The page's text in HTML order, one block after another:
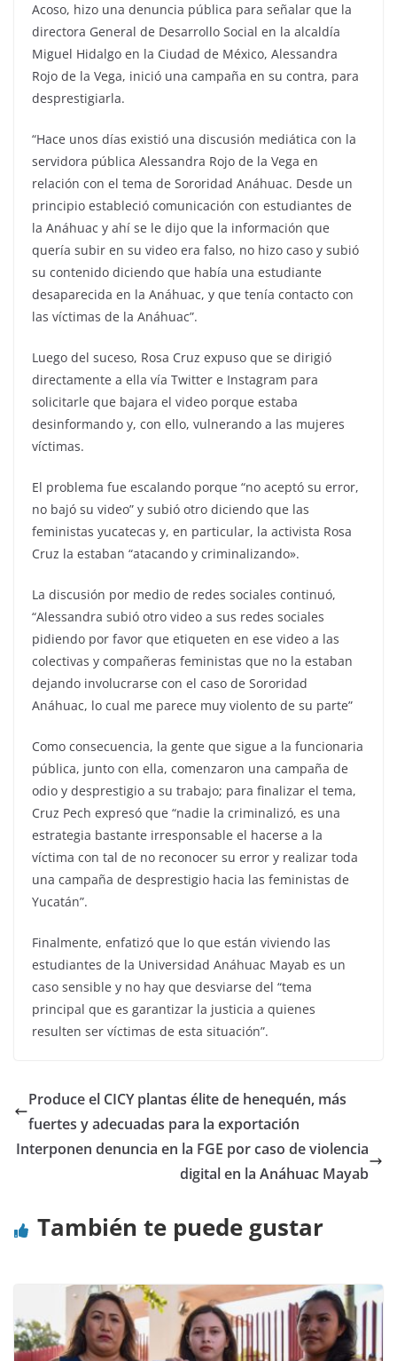
Acoso, hizo una denuncia pública para señalar que la
directora General de Desarrollo Social en la alcaldía
Miguel Hidalgo en la Ciudad de México, Alessandra
Rojo de la Vega, inició una campaña en su contra, para
desprestigiarla.
“Hace unos días existió una discusión mediática con la
servidora pública Alessandra Rojo de la Vega en
relación con el tema de Sororidad Anáhuac. Desde un
principio estableció comunicación con estudiantes de
la Anáhuac y ahí se le dijo que la información que
quería subir en su video era falso, no hizo caso y subió
su contenido diciendo que había una estudiante
desaparecida en la Anáhuac, y que tenía contacto con
las víctimas de la Anáhuac”.
Luego del suceso, Rosa Cruz expuso que se dirigió
directamente a ella vía Twitter e Instagram para
solicitarle que bajara el video porque estaba
desinformando y, con ello, vulnerando a las mujeres
víctimas.
El problema fue escalando porque “no aceptó su error,
no bajó su video” y subió otro diciendo que las
feministas yucatecas y, en particular, la activista Rosa
Cruz la estaban “atacando y criminalizando».
La discusión por medio de redes sociales continuó,
“Alessandra subió otro video a sus redes sociales
pidiendo por favor que etiqueten en ese video a las
colectivas y compañeras feministas que no la estaban
dejando involucrarse con el caso de Sororidad
Anáhuac, lo cual me parece muy violento de su parte”
Como consecuencia, la gente que sigue a la funcionaria
pública, junto con ella, comenzaron una campaña de
odio y desprestigio a su trabajo; para finalizar el tema,
Cruz Pech expresó que “nadie la criminalizó, es una
estrategia bastante irresponsable el hacerse a la
víctima con tal de no reconocer su error y realizar toda
una campaña de desprestigio hacia las feministas de
Yucatán”.
Finalmente, enfatizó que lo que están viviendo las
estudiantes de la Universidad Anáhuac Mayab es un
caso sensible y no hay que desviarse del “tema
principal que es garantizar la justicia a quienes
resulten ser víctimas de esta situación”.
Produce el CICY plantas élite de henequén, más
fuertes y adecuadas para la exportación
Interponen denuncia en la FGE por caso de violencia
digital en la Anáhuac Mayab
También te puede gustar